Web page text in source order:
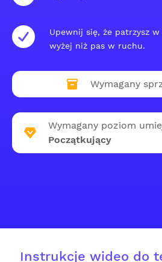
Upewnij się, że patrzysz
wyżej niż pas w ruchu.
Wymagany
Wymagany poziom
Początkujący
Instrukcje wideo do